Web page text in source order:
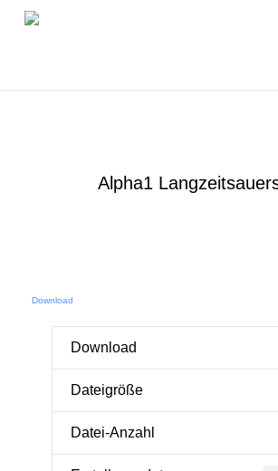
Zum
Hauptinhalt
Alpha1
Download
Download
Dateigröße
Datei-Anzahl